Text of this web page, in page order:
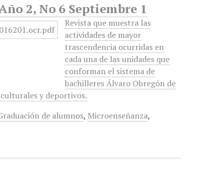
2, No 6 Septiembre 1
Revista que muestra las
actividades de mayor
trascendencia ocurridas en
cada una de las unidades que
conforman el sistema de
bachilleres Álvaro Obregón de
y deportivos.
de alumnos, Microenseñanza,